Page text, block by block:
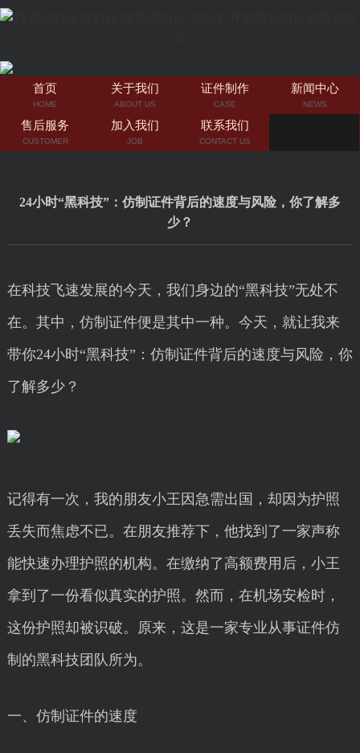
首页
HOME
关于我们
ABOUT US
证件制作
CASE
新闻中心
NEWS
售后服务
CUSTOMER
加入我们
JOB
联系我们
CONTACT US
24小时“黑科技”：仿制证件背后的速度与风险，你了解多
少？
在科技飞速发展的今天，我们身边的“黑科技”无处不
在。其中，仿制证件便是其中一种。今天，就让我来
带你24小时“黑科技”：仿制证件背后的速度与风险，你
了解多少？
记得有一次，我的朋友小王因急需出国，却因为护照
丢失而焦虑不已。在朋友推荐下，他找到了一家声称
能快速办理护照的机构。在缴纳了高额费用后，小王
拿到了一份看似真实的护照。然而，在机场安检时，
这份护照却被识破。原来，这是一家专业从事证件仿
制的黑科技团队所为。
一、仿制证件的速度